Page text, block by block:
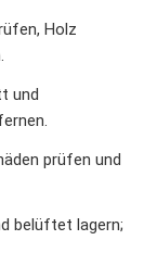
Holz
und
prüfen und
belüftet lagern;